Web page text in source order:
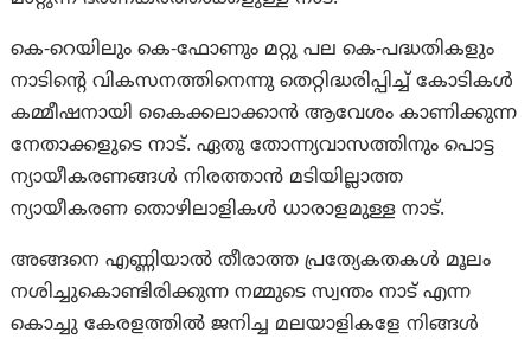
കെ-റെയിലും കെ-ഫോണും മറ്റു പല കെ-പദ്ധതികളും
നാടിന്റെ വികസനത്തിനെന്നു തെറ്റിദ്ധരിപ്പിച്ച് കോടികൾ
കമ്മീഷനായി കൈക്കലാക്കാൻ ആവേശം കാണിക്കുന്ന
നേതാക്കളുടെ നാട്. ഏതു തോന്ന്യവാസത്തിനും പൊട്ട
ന്യായീകരണങ്ങൾ നിരത്താൻ മടിയില്ലാത്ത
ന്യായീകരണ തൊഴിലാളികൾ ധാരാളമുള്ള നാട്.
അങ്ങനെ എണ്ണിയാൽ തീരാത്ത പ്രത്യേകതകൾ മൂലം
നശിച്ചുകൊണ്ടിരിക്കുന്ന നമ്മുടെ സ്വന്തം നാട് എന്ന
കൊച്ചു കേരളത്തിൽ ജനിച്ച മലയാളികളേ നിങ്ങൾ